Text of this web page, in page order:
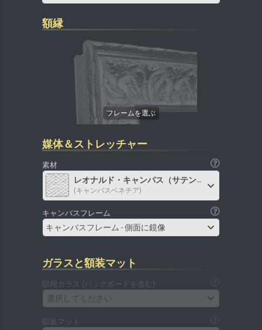
額縁
媒体＆ストレッチャー
素材
レオナルド・キャンバス（サテン）
(キャンバスベネチア)
キャンバスフレーム
キャンバスフレーム - 側面に鏡像
ガラスと額装マット
額用ガラス (バックボードを含む)
選択してください
額装マット